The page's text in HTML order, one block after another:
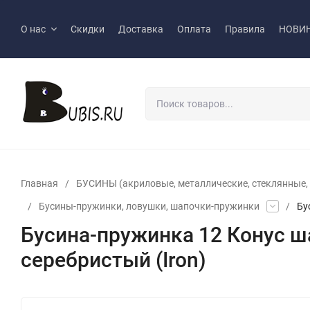
О нас Скидки Доставка Оплата Правила
Главная / БУСИНЫ (акриловые, металлические, стеклянные,
/ Бусины-пружинки, ловушки, шапочки-пружинки /
Бусина-пружинка 12 Конус
серебристый (Iron)